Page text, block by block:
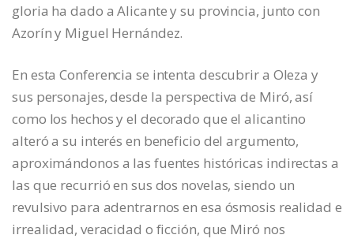
gloria ha dado a Alicante y su provincia, junto con
Azorín y Miguel Hernández.
En esta Conferencia se intenta descubrir a Oleza y
sus personajes, desde la perspectiva de Miró, así
como los hechos y el decorado que el alicantino
alteró a su interés en beneficio del argumento,
aproximándonos a las fuentes históricas indirectas a
las que recurrió en sus dos novelas, siendo un
revulsivo para adentrarnos en esa ósmosis realidad e
irrealidad, veracidad o ficción, que Miró nos